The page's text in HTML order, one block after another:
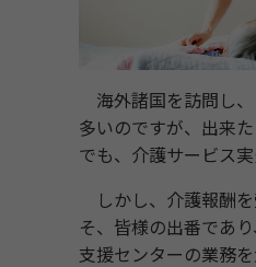
海外諸国を訪問し、
多いのですが、出来
でも、介護サービス
しかし、介護報酬を
そ、皆様の出番であ
支援センターの業務